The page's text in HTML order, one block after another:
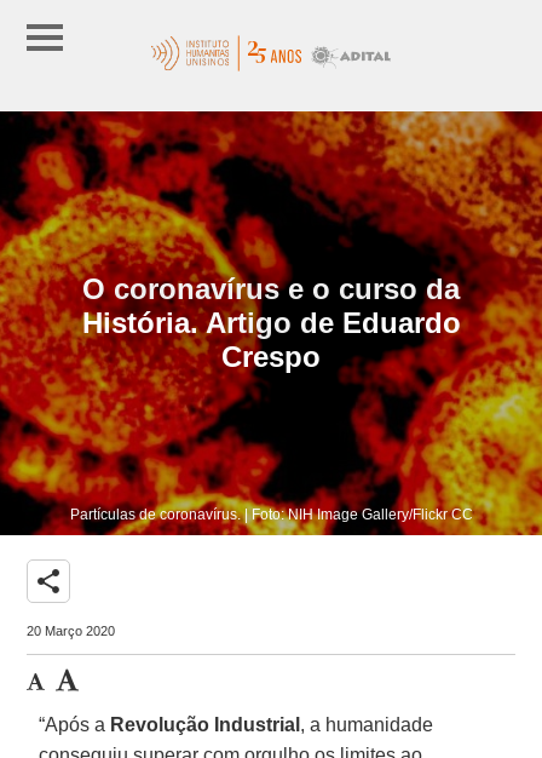
O coronavírus e o curso da
História. Artigo de Eduardo
Crespo
Partículas de coronavírus. | Foto: NIH Image Gallery/Flickr CC
share
20 Março 2020
“Após a Revolução Industrial , a humanidade